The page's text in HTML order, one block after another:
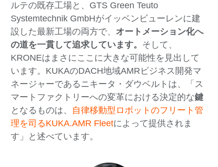
ルテの既存工場と、GTS Green Teuto
Systemtechnik GmbHがイッベンビューレンに建
設した最新工場の両方で、 オートメーション化へ
の道を一貫して追求しています。 そして、
KRONEはまさにここに大きな可能性を見出して
います。KUKAのDACH地域AMRビジネス開発マ
ネージャーであるニキータ・ダウベルトは、「ス
マートファクトリーへの変革における決定的な鍵
となるものは、 自律移動型ロボットのフリート管
理を司るKUKA.AMR Fleetによって提供されま
す」と述べています。